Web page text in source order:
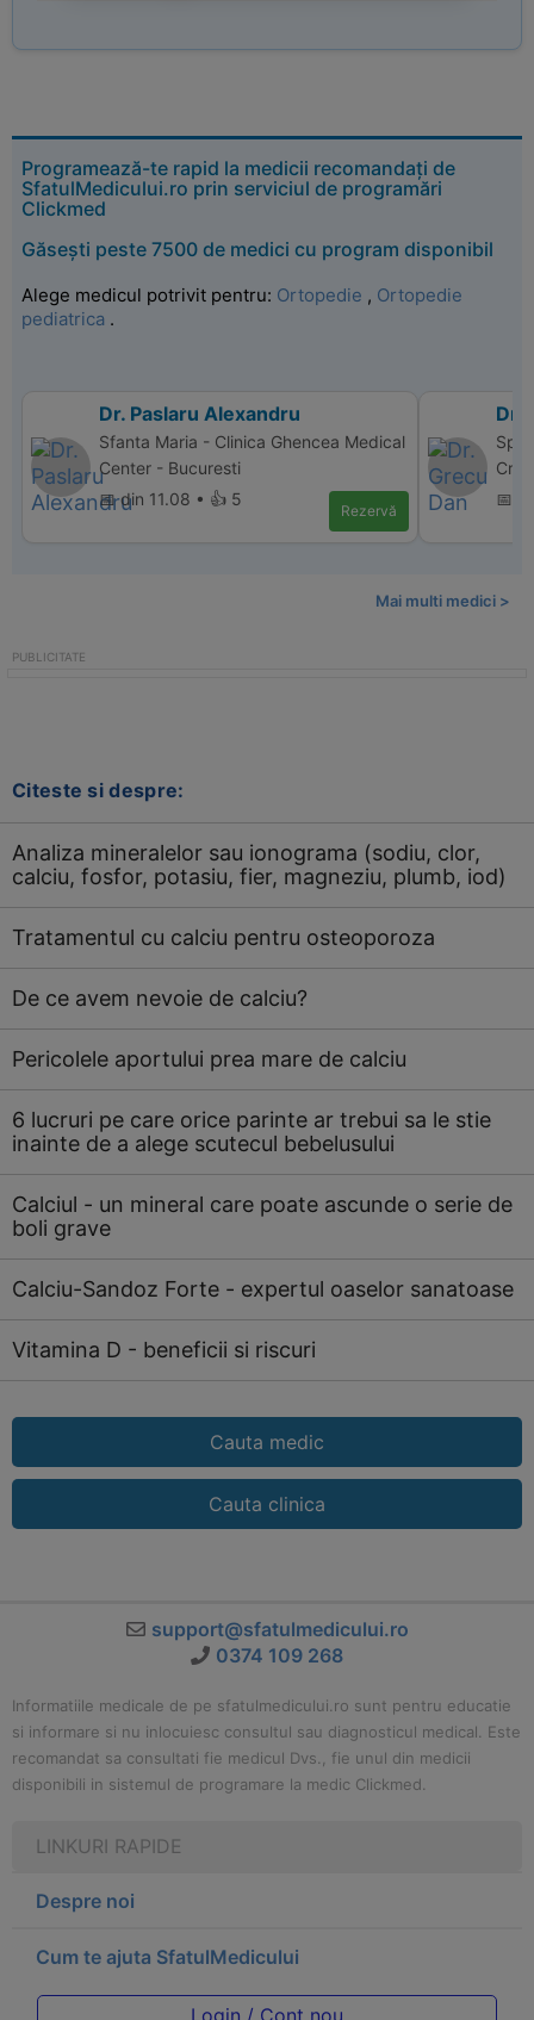
Programează-te rapid la medicii recomandați de
SfatulMedicului.ro prin serviciul de programări
Clickmed
Găsești peste 7500 de medici cu program disponibil
Alege medicul potrivit pentru: Ortopedie , Ortopedie
pediatrica .
Dr. Paslaru Alexandru
Sfanta Maria - Clinica Ghencea Medical
Center - Bucuresti
📅 din 11.08 • 👍 5
Rezervă
Dr.
📅
Mai multi medici >
Citeste si despre:
Analiza mineralelor sau ionograma (sodiu, clor,
calciu, fosfor, potasiu, fier, magneziu, plumb, iod)
Tratamentul cu calciu pentru osteoporoza
De ce avem nevoie de calciu?
Pericolele aportului prea mare de calciu
6 lucruri pe care orice parinte ar trebui sa le stie
inainte de a alege scutecul bebelusului
Calciul - un mineral care poate ascunde o serie de
boli grave
Calciu-Sandoz Forte - expertul oaselor sanatoase
Vitamina D - beneficii si riscuri
Cauta medic
Cauta clinica
support@sfatulmedicului.ro
0374 109 268
Informatiile medicale de pe sfatulmedicului.ro sunt pentru educatie
si informare si nu inlocuiesc consultul sau diagnosticul medical. Este
recomandat sa consultati fie medicul Dvs., fie unul din medicii
disponibili in sistemul de programare la medic Clickmed.
LINKURI RAPIDE
Despre noi
Cum te ajuta SfatulMedicului
Login / Cont nou